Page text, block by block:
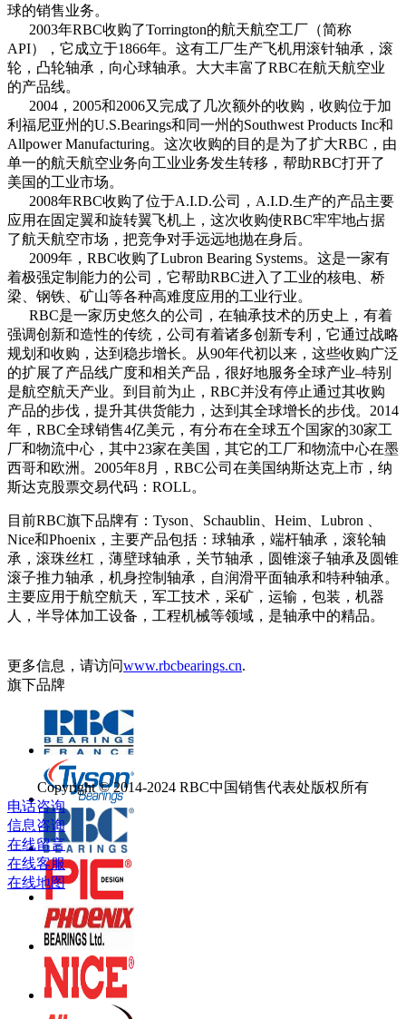
球的销售业务。
2003年RBC收购了Torrington的航天航空工厂（简称
API），它成立于1866年。这有工厂生产飞机用滚针轴承，滚
轮，凸轮轴承，向心球轴承。大大丰富了RBC在航天航空业
的产品线。
2004，2005和2006又完成了几次额外的收购，收购位于加
利福尼亚州的U.S.Bearings和同一州的Southwest Products Inc和
Allpower Manufacturing。这次收购的目的是为了扩大RBC，由
单一的航天航空业务向工业业务发生转移，帮助RBC打开了
美国的工业市场。
2008年RBC收购了位于A.I.D.公司，A.I.D.生产的产品主要
应用在固定翼和旋转翼飞机上，这次收购使RBC牢牢地占据
了航天航空市场，把竞争对手远远地抛在身后。
2009年，RBC收购了Lubron Bearing Systems。这是一家有
着极强定制能力的公司，它帮助RBC进入了工业的核电、桥
梁、钢铁、矿山等各种高难度应用的工业行业。
RBC是一家历史悠久的公司，在轴承技术的历史上，有着
强调创新和造性的传统，公司有着诸多创新专利，它通过战略
规划和收购，达到稳步增长。从90年代初以来，这些收购广泛
的扩展了产品线广度和相关产品，很好地服务全球产业–特别
是航空航天产业。到目前为止，RBC并没有停止通过其收购
产品的步伐，提升其供货能力，达到其全球增长的步伐。2014
年，RBC全球销售4亿美元，有分布在全球五个国家的30家工
厂和物流中心，其中23家在美国，其它的工厂和物流中心在墨
西哥和欧洲。2005年8月，RBC公司在美国纳斯达克上市，纳
斯达克股票交易代码：ROLL。
目前RBC旗下品牌有：Tyson、Schaublin、Heim、Lubron 、
Nice和Phoenix，主要产品包括：球轴承，端杆轴承，滚轮轴
承，滚珠丝杠，薄壁球轴承，关节轴承，圆锥滚子轴承及圆锥
滚子推力轴承，机身控制轴承，自润滑平面轴承和特种轴承。
主要应用于航空航天，军工技术，采矿，运输，包装，机器
人，半导体加工设备，工程机械等领域，是轴承中的精品。
更多信息，请访问www.rbcbearings.cn.
旗下品牌
Copyright © 2014-2024 RBC中国销售代表处版权所有
电话咨询
信息咨询
在线留言
在线客服
在线地图